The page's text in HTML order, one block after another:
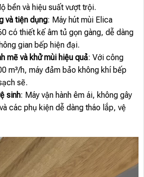
bền và hiệu suất vượt trội.
và tiện dụng: Máy hút mùi Elica
có thiết kế âm tủ gọn gàng, dễ dàng
gian bếp hiện đại.
mẽ và khử mùi hiệu quả: Với công
m³/h, máy đảm bảo không khí bếp
sẽ.
sinh: Máy vận hành êm ái, không gây
các phụ kiện dễ dàng tháo lắp, vệ